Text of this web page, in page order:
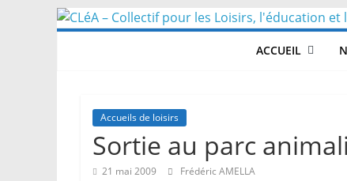
Skip
to
ACCUEIL
Accueils de loisirs
Sortie au parc
21 mai 2009 Frédéric AMELLA